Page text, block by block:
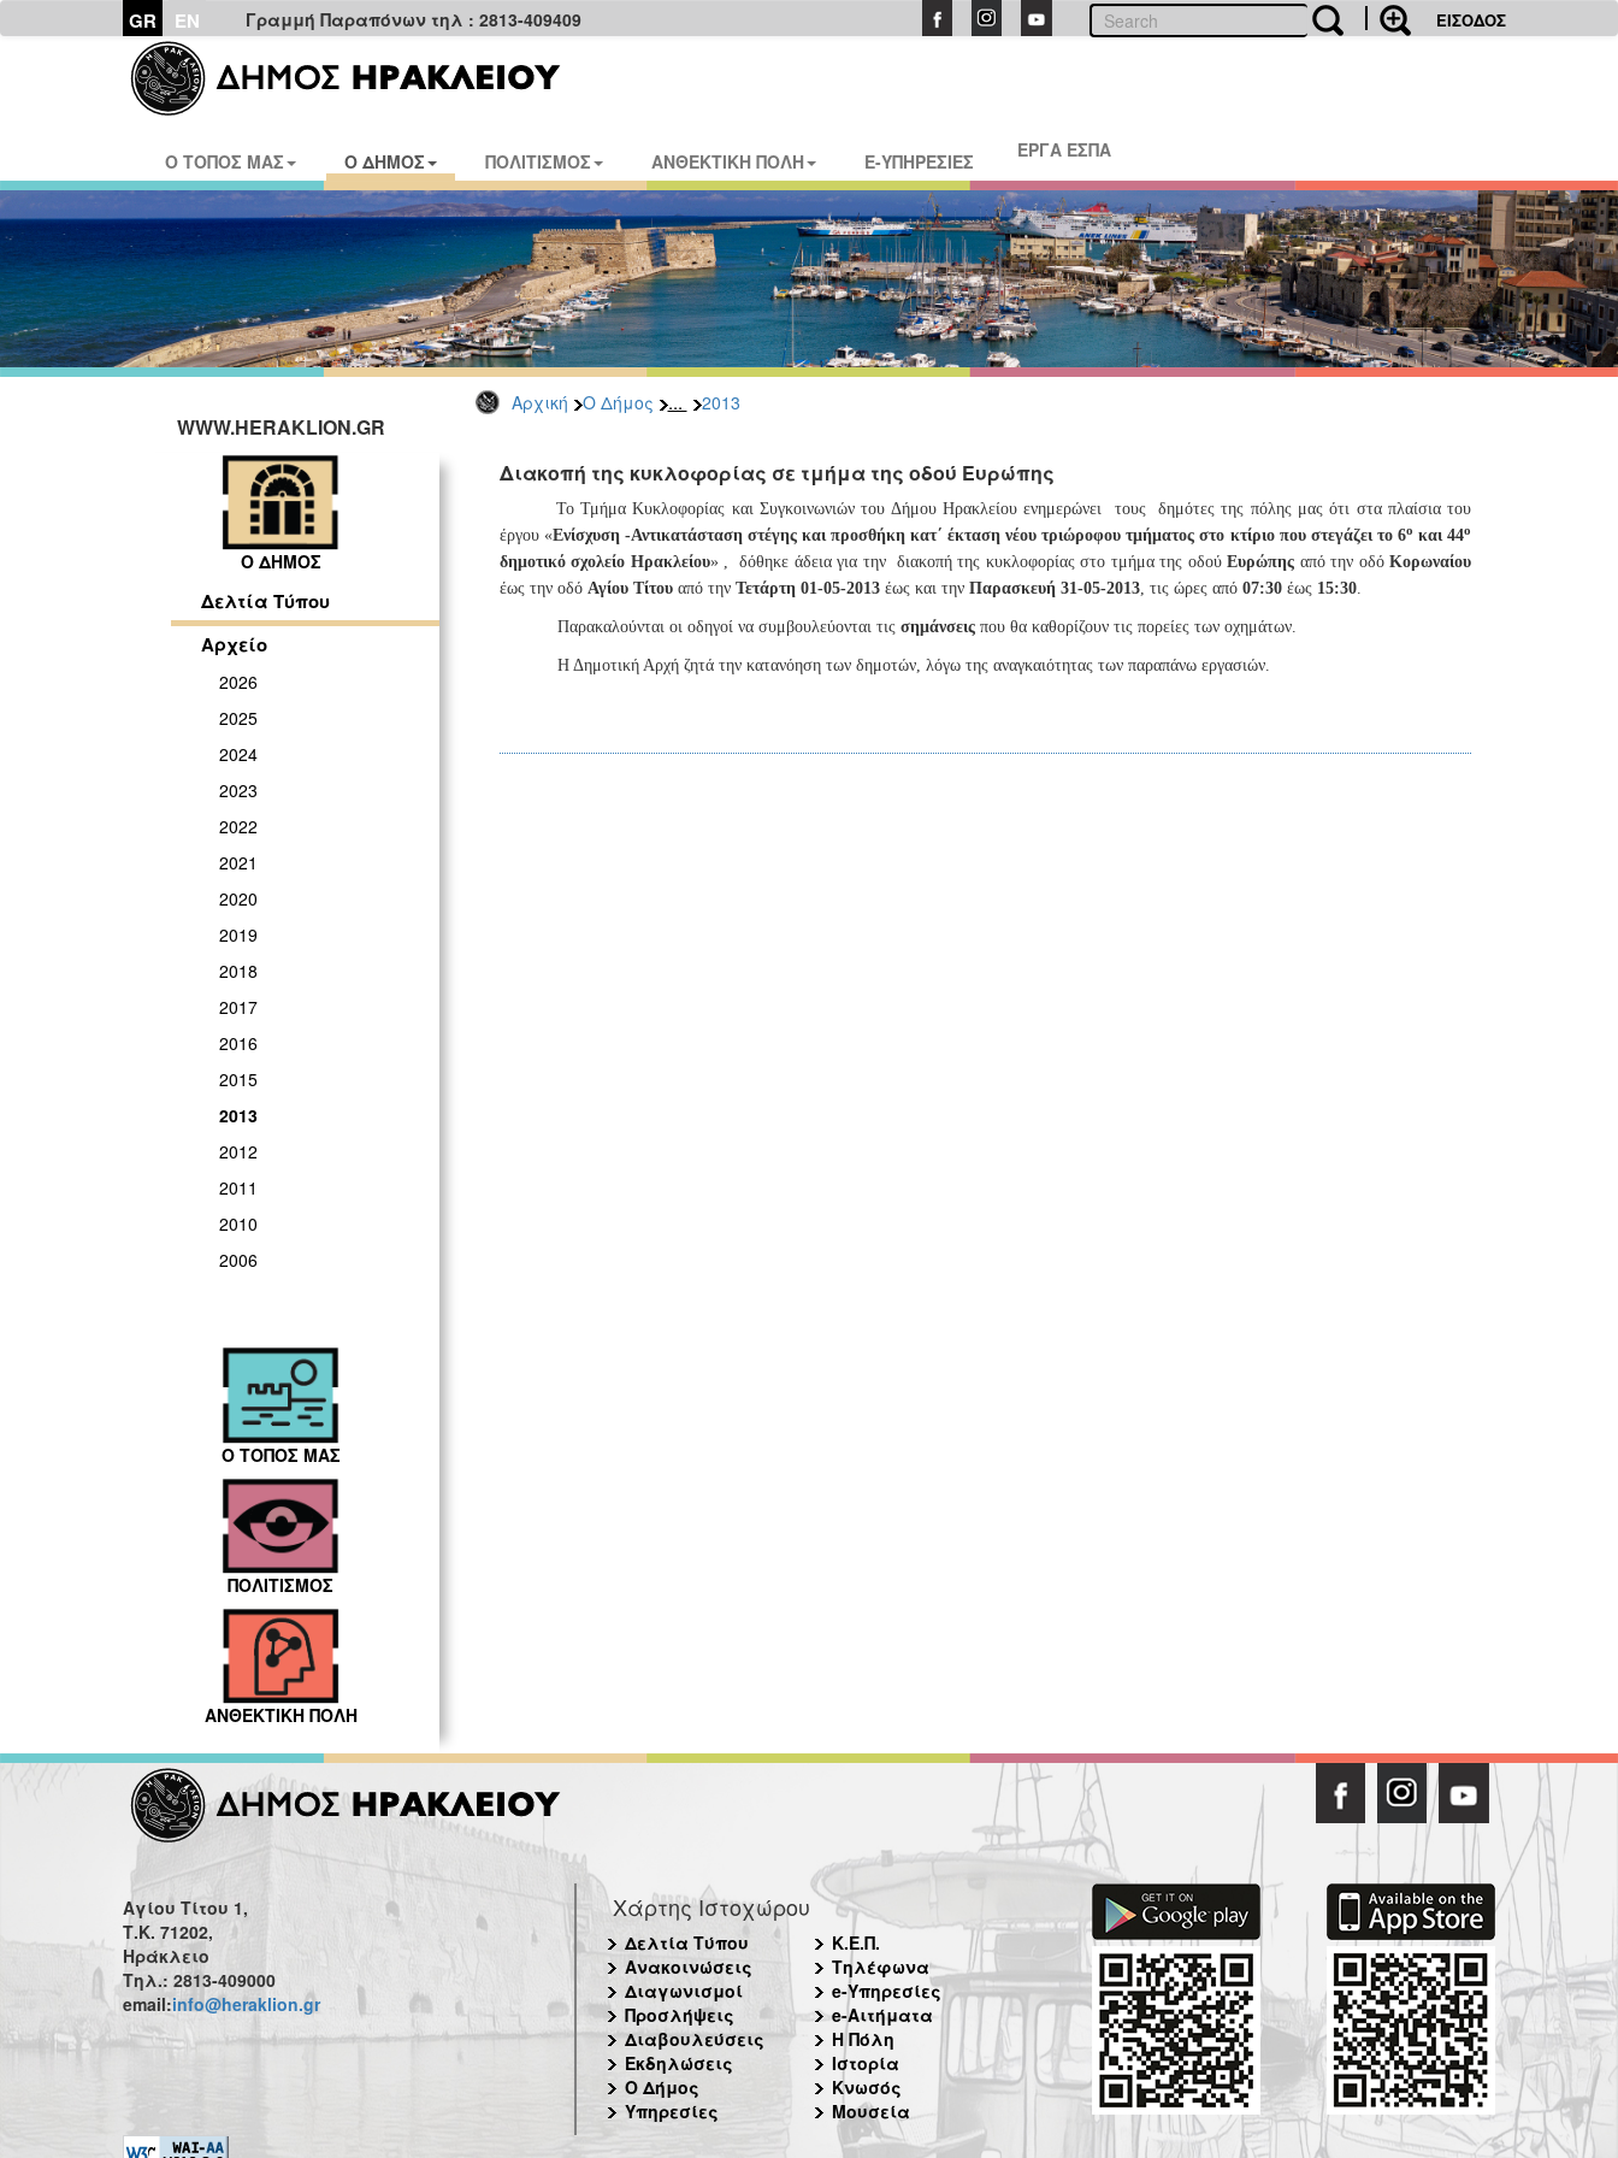
GR EN Γραμμή Παραπόνων τηλ : 2813-409409 ΕΙΣΟΔΟΣ
Ο ΤΟΠΟΣ ΜΑΣ Ο ΔΗΜΟΣ ΠΟΛΙΤΙΣΜΟΣ ΑΝΘΕΚΤΙΚΗ ΠΟΛΗ E-ΥΠΗΡΕΣΙΕΣ ΕΡΓΑ ΕΣΠΑ
Αρχική Ο Δήμος ... 2013
WWW.HERAKLION.GR
Ο ΔΗΜΟΣ
Δελτία Τύπου
Αρχείο
2026
2025
2024
2023
2022
2021
2020
2019
2018
2017
2016
2015
2013
2012
2011
2010
2006
Ο ΤΟΠΟΣ ΜΑΣ
ΠΟΛΙΤΙΣΜΟΣ
ΑΝΘΕΚΤΙΚΗ ΠΟΛΗ
Διακοπή της κυκλοφορίας σε τμήμα της οδού Ευρώπης
Το Τμήμα Κυκλοφορίας και Συγκοινωνιών του Δήμου Ηρακλείου ενημερώνει τους
δημότες της πόλης μας ότι στα πλαίσια του
έργου «Ενίσχυση -Αντικατάσταση στέγης και προσθήκη κατ΄ έκταση νέου τριώροφου τμήματος στο κτίριο που στεγάζει το 6ο και 44ο
δημοτικό σχολείο Ηρακλείου» , δόθηκε άδεια για την διακοπή της κυκλοφορίας στο τμήμα της οδού Ευρώπης από την οδό Κορωναίου
έως την οδό Αγίου Τίτουαπό την Τετάρτη 01-05-2013έως και την Παρασκευή 31-05-2013, τις ώρες από 07:30έως 15:30.
Παρακαλούνται οι οδηγοί να συμβουλεύονται τις σημάνσειςπου θα καθορίζουν τις πορείες των οχημάτων.
Η Δημοτική Αρχή ζητά την κατανόηση των δημοτών, λόγω της αναγκαιότητας των παραπάνω εργασιών.
Αγίου Τίτου 1,
Τ.Κ. 71202,
Ηράκλειο
Τηλ.: 2813-409000
email:info@heraklion.gr
Χάρτης Ιστοχώρου
Δελτία Τύπου
Ανακοινώσεις
Διαγωνισμοί
Προσλήψεις
Διαβουλεύσεις
Εκδηλώσεις
Ο Δήμος
Υπηρεσίες
Κ.Ε.Π.
Τηλέφωνα
e-Υπηρεσίες
e-Αιτήματα
Η Πόλη
Ιστορία
Κνωσός
Μουσεία